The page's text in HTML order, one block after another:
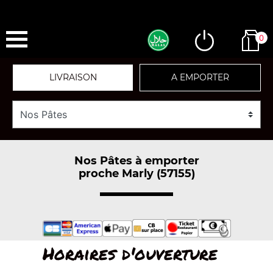
0
LIVRAISON A EMPORTER
Nos Pâtes à emporter
proche Marly (57155)
Horaires d'ouverture